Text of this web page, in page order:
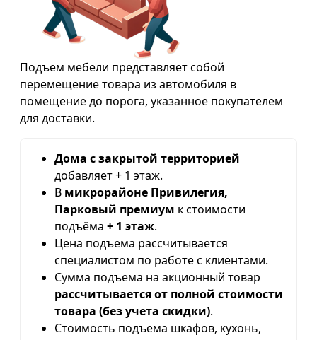
Подъем мебели представляет собой
перемещение товара из автомобиля в
помещение до порога, указанное покупателем
для доставки.
Дома с закрытой территорией
добавляет + 1 этаж.
В микрорайоне Привилегия,
Парковый премиум к стоимости
подъёма + 1 этаж.
Цена подъема рассчитывается
специалистом по работе с клиентами.
Сумма подъема на акционный товар
рассчитывается от полной стоимости
товара (без учета скидки).
Стоимость подъема шкафов, кухонь,